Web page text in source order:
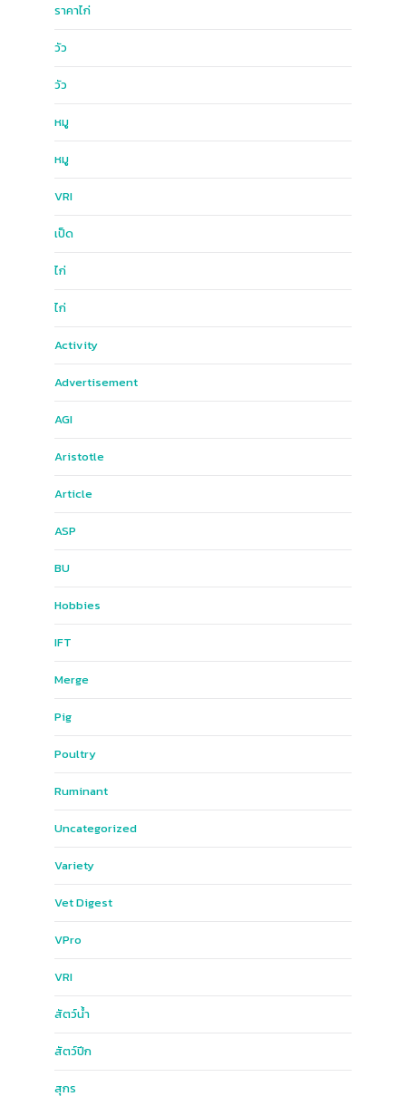
ราคาไก่
วัว
วัว
หมู
หมู
ฺVRI
เป็ด
ไก่
ไก่
Activity
Advertisement
AGI
Aristotle
Article
ASP
BU
Hobbies
IFT
Merge
Pig
Poultry
Ruminant
Uncategorized
Variety
Vet Digest
VPro
VRI
สัตว์น้ำ
สัตว์ปีก
สุกร